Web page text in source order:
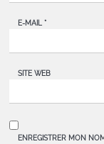
E-MAIL *
SITE WEB
ENREGISTRER MON